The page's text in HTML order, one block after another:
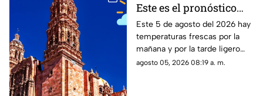
Este es el pronóstico
del clima en Zacatecas
HOY miércoles 5 de
agosto
Este 5 de agosto del 2026 hay
temperaturas frescas por la
mañana y por la tarde ligero
calor; el clima de hoy en
agosto 05, 2026 08:19 a. m.